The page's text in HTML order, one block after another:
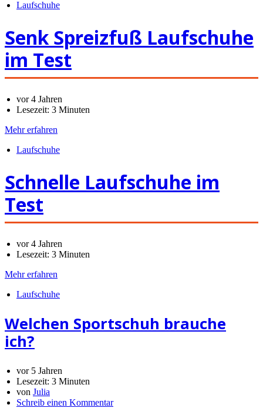
Laufschuhe
Senk Spreizfuß Laufschuhe
im Test
vor 4 Jahren
Lesezeit: 3 Minuten
Mehr erfahren
Laufschuhe
Schnelle Laufschuhe im
Test
vor 4 Jahren
Lesezeit: 3 Minuten
Mehr erfahren
Laufschuhe
Welchen Sportschuh brauche
ich?
vor 5 Jahren
Lesezeit: 3 Minuten
von Julia
Schreib einen Kommentar